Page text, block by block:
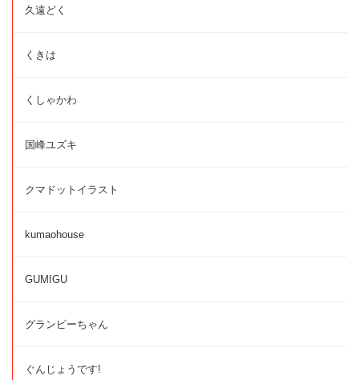
久遠どく
くきは
くしゃかわ
国峰ユズキ
クマドットイラスト
kumaohouse
GUMIGU
グランピーちゃん
ぐんじょうです!